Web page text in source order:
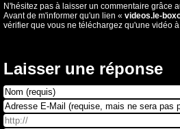
N'hésitez pas à laisser un commentaire grâce
Avant de m'informer qu'un lien « videos.le-
vérifier que vous ne téléchargez qu'une vidéo
Laisser une réponse